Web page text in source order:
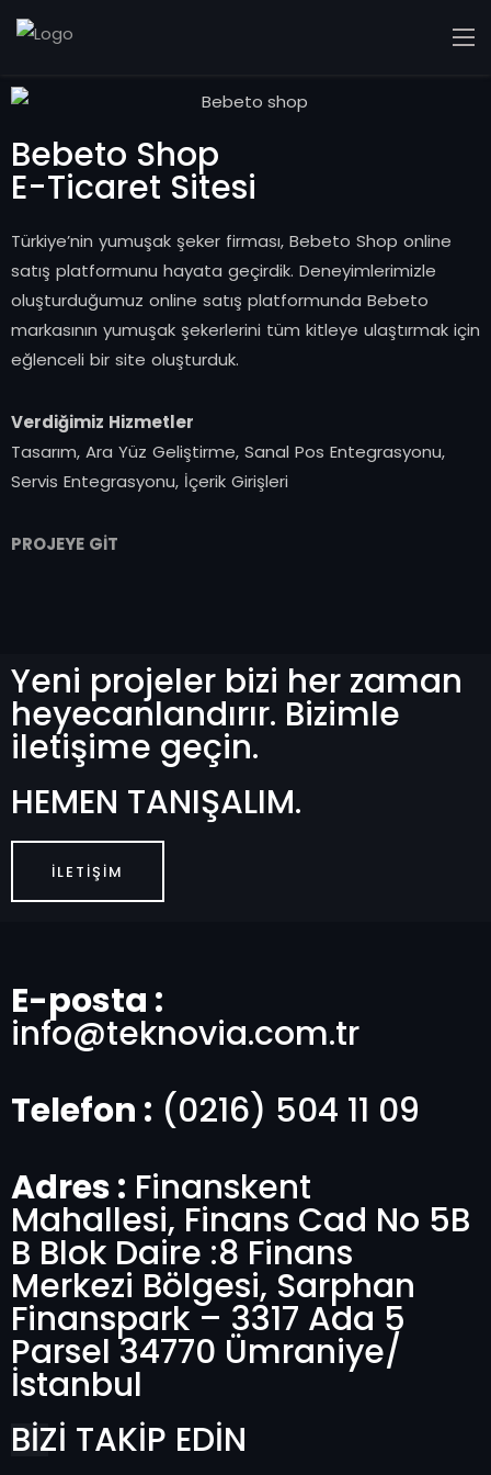
Bebeto Shop
E-Ticaret Sitesi
Türkiye’nin yumuşak şeker firması, Bebeto Shop online
satış platformunu hayata geçirdik. Deneyimlerimizle
oluşturduğumuz online satış platformunda Bebeto
markasının yumuşak şekerlerini tüm kitleye ulaştırmak için
eğlenceli bir site oluşturduk.
Verdiğimiz Hizmetler
Tasarım, Ara Yüz Geliştirme, Sanal Pos Entegrasyonu,
Servis Entegrasyonu, İçerik Girişleri
PROJEYE GİT
Yeni projeler bizi her zaman
heyecanlandırır. Bizimle
iletişime geçin.
HEMEN TANIŞALIM.
İLETIŞIM
E-posta :
info@teknovia.com.tr
Telefon : (0216) 504 11 09
Adres : Finanskent
Mahallesi, Finans Cad No 5B
B Blok Daire :8 Finans
Merkezi Bölgesi, Sarphan
Finanspark – 3317 Ada 5
Parsel 34770 Ümraniye/
İstanbul
BİZİ TAKİP EDİN